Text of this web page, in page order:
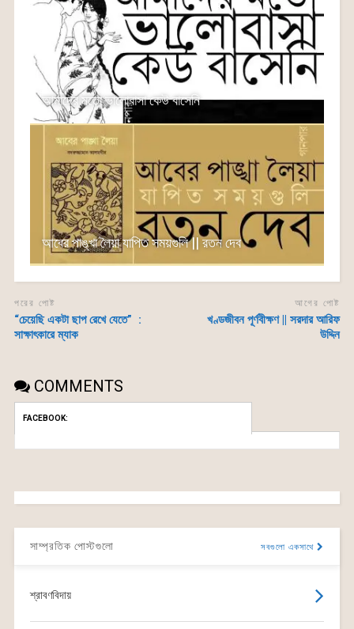
আমাদের মতো ভালোবাসা কেউ বাসেনি
আবের পাঙ্খা লৈয়া যাপিত সময়গুলি || রতন দেব
পরের পোষ্ট
“চেয়েছি একটা ছাপ রেখে যেতে” :
সাক্ষাৎকারে ম্যাক
আগের পোষ্ট
খণ্ডজীবন পূর্ণবীক্ষণ || সরদার আরিফ
উদ্দিন
COMMENTS
FACEBOOK:
সাম্প্রতিক পোস্টগুলো সবগুলো একসাথে
শ্রাবণবিদায়